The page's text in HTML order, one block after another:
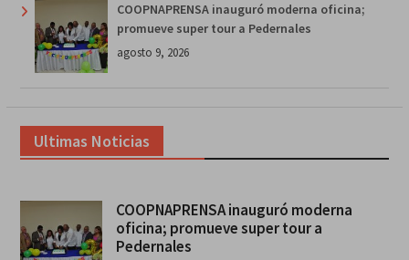
COOPNAPRENSA inauguró moderna oficina;
promueve super tour a Pedernales
agosto 9, 2026
Ultimas Noticias
COOPNAPRENSA inauguró moderna
oficina; promueve super tour a
Pedernales